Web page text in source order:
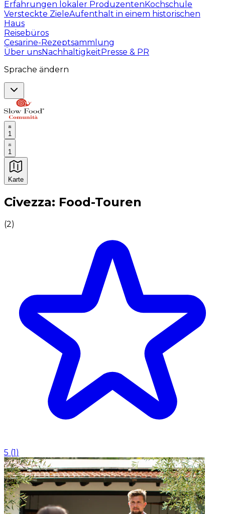
Erfahrungen lokaler ProduzentenKochschule
Versteckte ZieleAufenthalt in einem historischen
Haus
Reisebüros
Cesarine-Rezeptsammlung
Über unsNachhaltigkeitPresse & PR
Sprache ändern
1
1
Karte
Unvergessliche kulinarische Erlebnisse:
Civezza: Food-Touren
(2)
5 (1)